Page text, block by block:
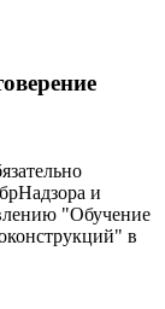
и
"Обучение
в